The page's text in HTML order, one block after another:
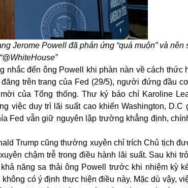
Jerome Powell đã phản ứng “quá muộn” và nên
nhắc đến ông Powell khi phàn nàn về cách thức
trên trang của Fed (29/5), người đứng đầu
của Tổng thống. Thư ký báo chí Karoline
việc duy trì lãi suất cao khiến Washington, D.C
Fed vẫn giữ nguyên lập trường khẳng định,
Trump cũng thường xuyên chỉ trích Chủ tịch
chậm trễ trong điều hành lãi suất. Sau khi
năng sa thải ông Powell trước khi nhiệm kỳ
có ý định thực hiện điều này. Mặc dù vậy,